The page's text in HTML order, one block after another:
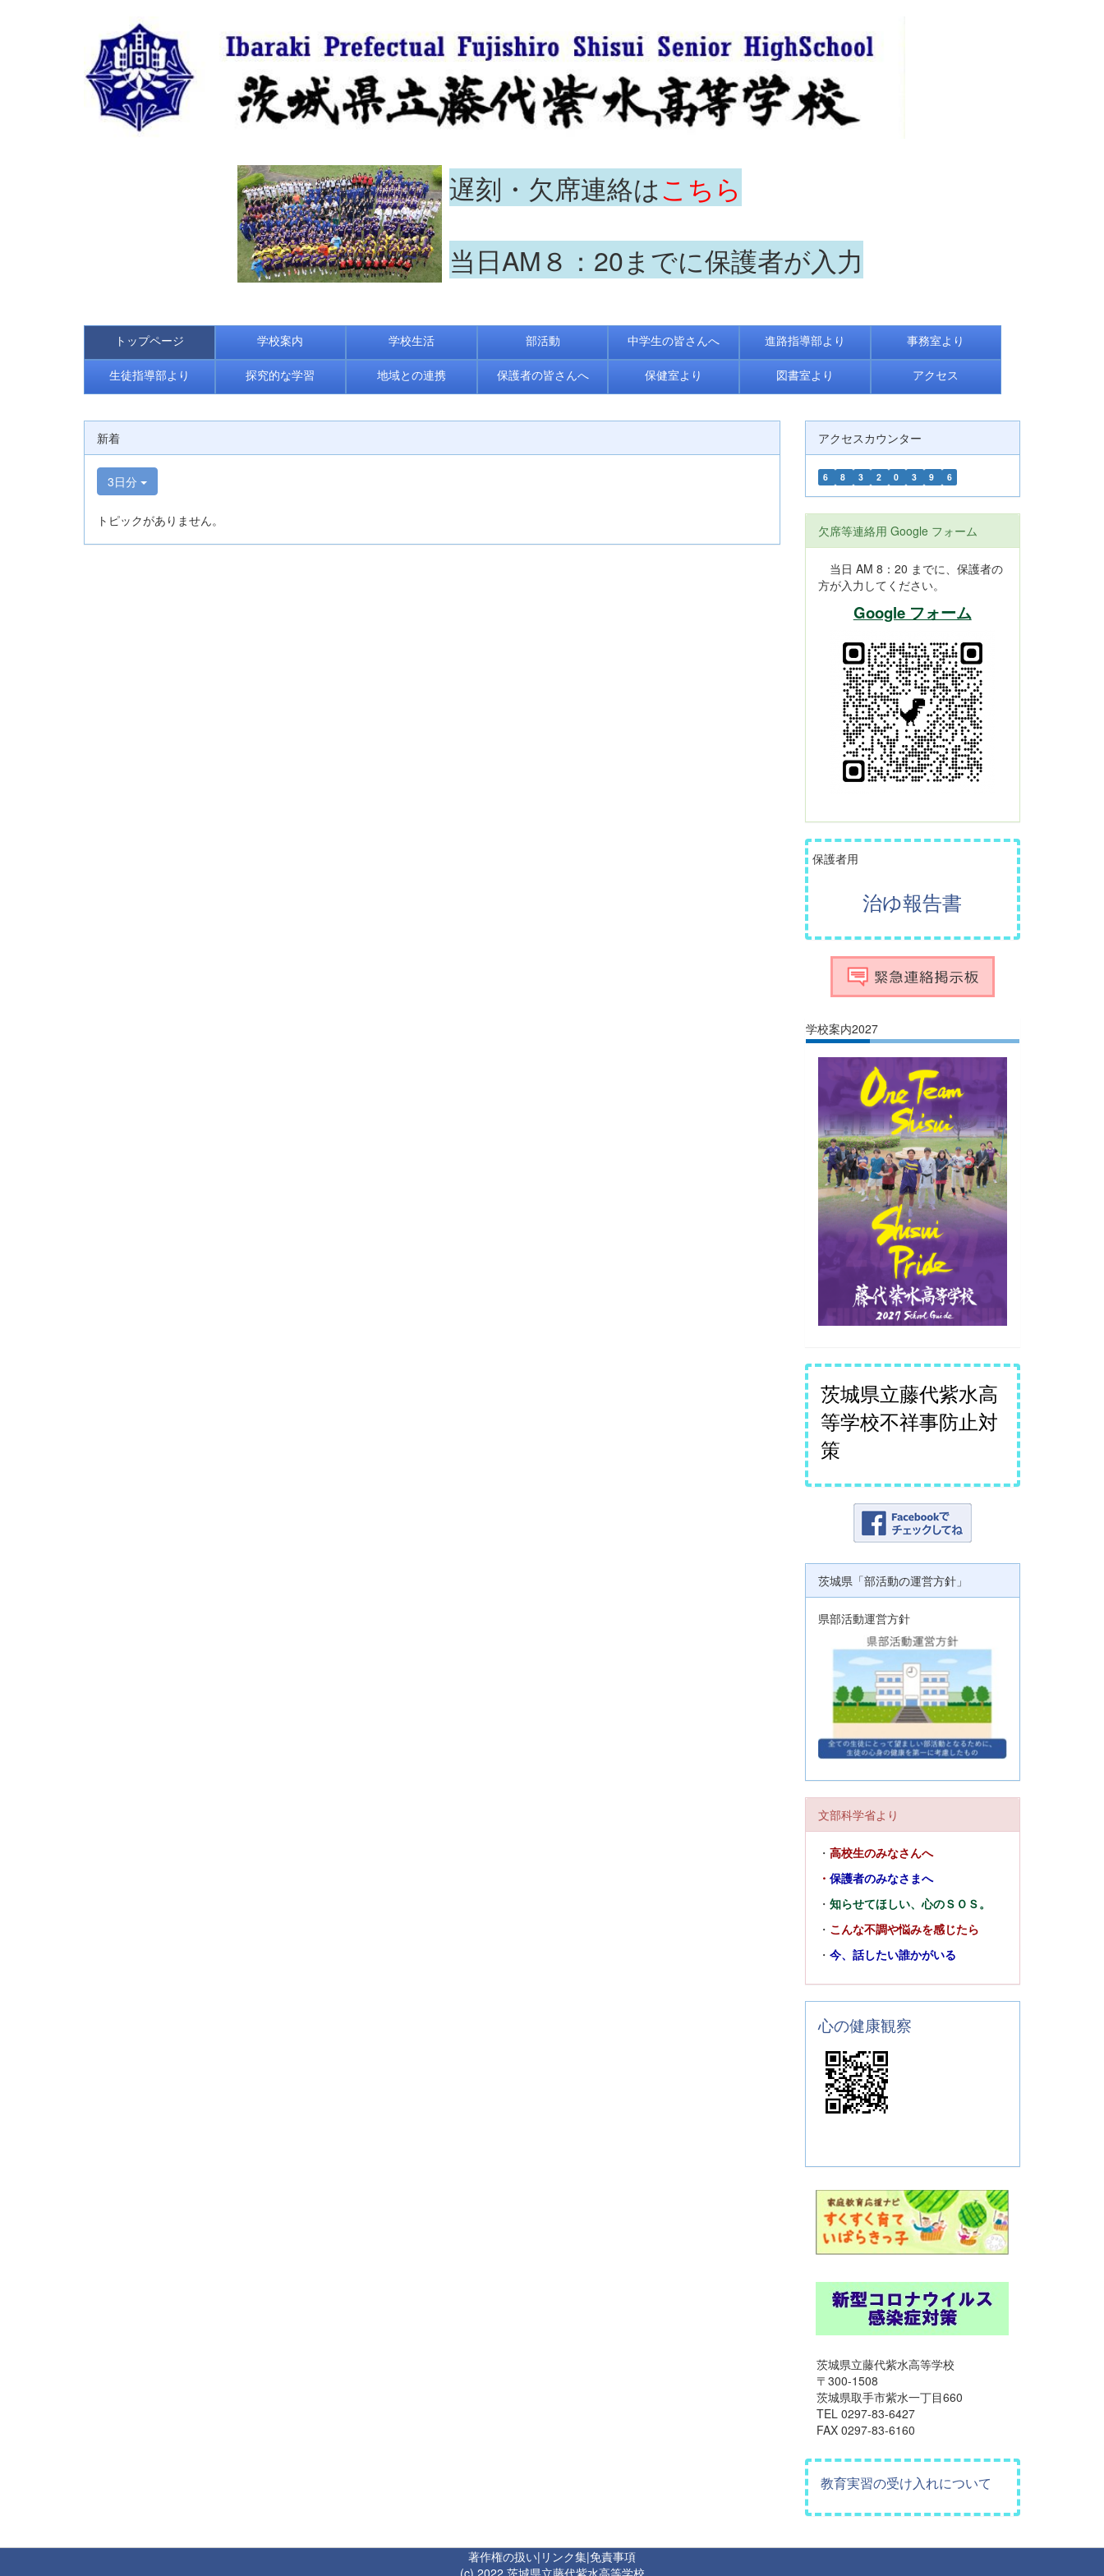
遅刻・欠席連絡はこちら
当日AM８：20までに保護者が入力
トップページ 学校案内 学校生活 部活動 中学生の皆さんへ 進路指導部より 事務室より
生徒指導部より 探究的な学習 地域との連携 保護者の皆さんへ 保健室より 図書室より アクセス
新着
3日分
トピックがありません。
アクセスカウンター
6 8 3 2 0 3 9 6
欠席等連絡用 Google フォーム
当日 AM 8：20 までに、保護者の
方が入力してください。
Google フォーム
保護者用
治ゆ報告書
学校案内2027
茨城県立藤代紫水高
等学校不祥事防止対
策
茨城県「部活動の運営方針」
県部活動運営方針
文部科学省より
・ 高校生のみなさんへ
・ 保護者のみなさまへ
・ 知らせてほしい、心のＳＯＳ。
・ こんな不調や悩みを感じたら
・ 今、話したい誰かがいる
心の健康観察
茨城県立藤代紫水高等学校
〒300-1508
茨城県取手市紫水一丁目660
TEL 0297-83-6427
FAX 0297-83-6160
教育実習の受け入れについて
著作権の扱い| リンク集|免責事項